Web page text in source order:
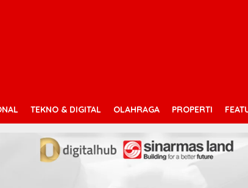
TEKNO & DIGITAL OLAHRAGA PROPERTI